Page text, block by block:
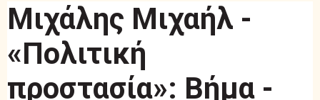
Μιχάλης Μιχαήλ -
«Πολιτική
προστασία»: Βήμα -